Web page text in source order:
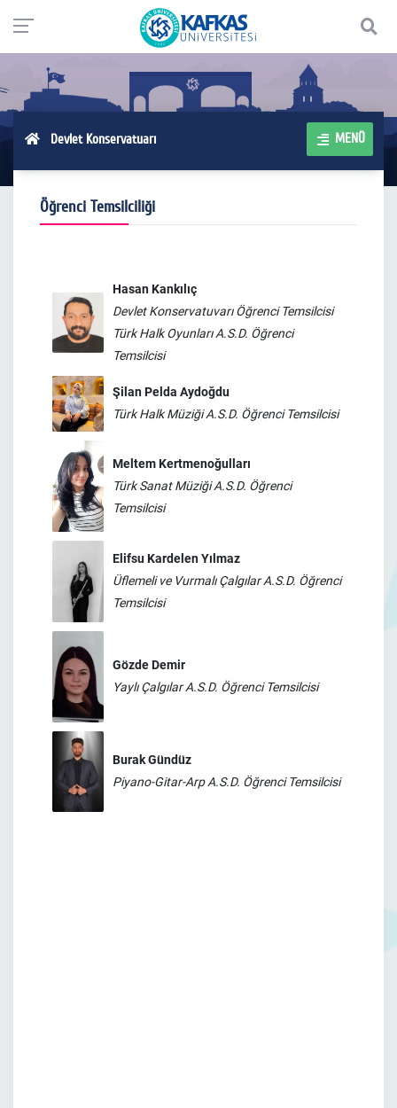
Devlet Konservatuarı MENÜ
Öğrenci Temsilciliği
Hasan Kankılıç
Devlet Konservatuvarı Öğrenci Temsilcisi
Türk Halk Oyunları A.S.D. Öğrenci
Temsilcisi
Şilan Pelda Aydoğdu
Türk Halk Müziği A.S.D. Öğrenci Temsilcisi
Meltem Kertmenoğulları
Türk Sanat Müziği A.S.D. Öğrenci
Temsilcisi
Elifsu Kardelen Yılmaz
Üflemeli ve Vurmalı Çalgılar A.S.D. Öğrenci
Temsilcisi
Gözde Demir
Yaylı Çalgılar A.S.D. Öğrenci Temsilcisi
Burak Gündüz
Piyano-Gitar-Arp A.S.D. Öğrenci Temsilcisi